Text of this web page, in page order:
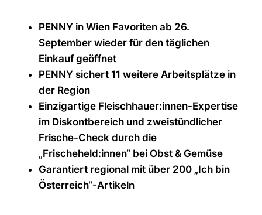
PENNY in Wien Favoriten ab 26.
September wieder für den täglichen
Einkauf geöffnet
PENNY sichert 11 weitere Arbeitsplätze in
der Region
Einzigartige Fleischhauer:innen-Expertise
im Diskontbereich und zweistündlicher
Frische-Check durch die
„Frischeheld:innen“ bei Obst & Gemüse
Garantiert regional mit über 200 „Ich bin
Österreich“-Artikeln